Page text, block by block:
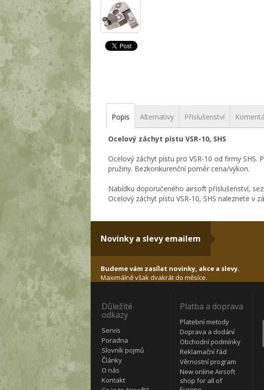
Popis Alternativy Příslušenství
Ocelový záchyt pístu VSR-10, SHS
Ocelový záchyt pístu pro VSR-10 od firmy
pružiny. Bezkonkurenční poměr cena/výkon.
Nabídku doporučeného airsoft příslušenství,
Ocelový záchyt pístu VSR-10, SHS naleznete v
Novinky a slevy emailem
Budeme vám zasílat novinky, akce a slevy.
Maximálně však dvakrát do měsíce.
Důležité
odkazy
Servis
Poradna
Slovník pojmů
Články
O nás
Kontakt
Platba a doprava
Platební metody
Doprava a dodání
Obchodní podmínky
Reklamační řád
Věrnostní program
New online Airsoft
shop for all of